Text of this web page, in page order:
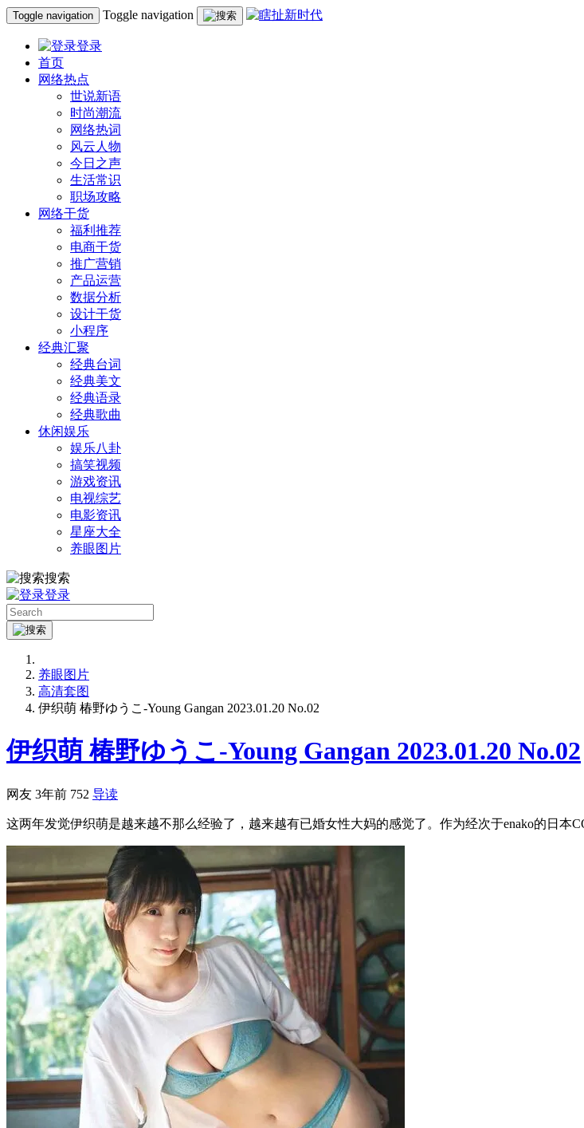
Toggle navigation Toggle navigation
登录
首页
网络热点
世说新语
时尚潮流
网络热词
风云人物
今日之声
生活常识
职场攻略
网络干货
福利推荐
电商干货
推广营销
产品运营
数据分析
设计干货
小程序
经典汇聚
经典台词
经典美文
经典语录
经典歌曲
休闲娱乐
娱乐八卦
搞笑视频
游戏资讯
电视综艺
电影资讯
星座大全
养眼图片
搜索
登录
养眼图片
高清套图
伊织萌 椿野ゆうこ-Young Gangan 2023.01.20 No.02
伊织萌 椿野ゆうこ-Young Gangan 2023.01.20 No.02
网友 3年前 752 导读
这两年发觉伊织萌是越来越不那么经验了，越来越有已婚女性大妈的感觉了。作为经次于enako的日本